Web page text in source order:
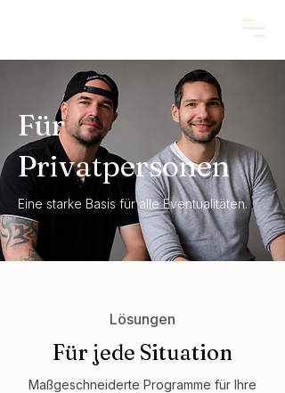
Für
Privatpersonen
Eine starke Basis für alle Eventualitäten.
Lösungen
Für jede Situation
Maßgeschneiderte Programme für Ihre